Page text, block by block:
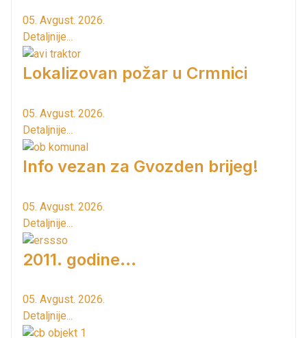
05. Avgust. 2026.
Detaljnije...
Lokalizovan požar u Crmnici
05. Avgust. 2026.
Detaljnije...
Info vezan za Gvozden brijeg!
05. Avgust. 2026.
Detaljnije...
2011. godine...
05. Avgust. 2026.
Detaljnije...